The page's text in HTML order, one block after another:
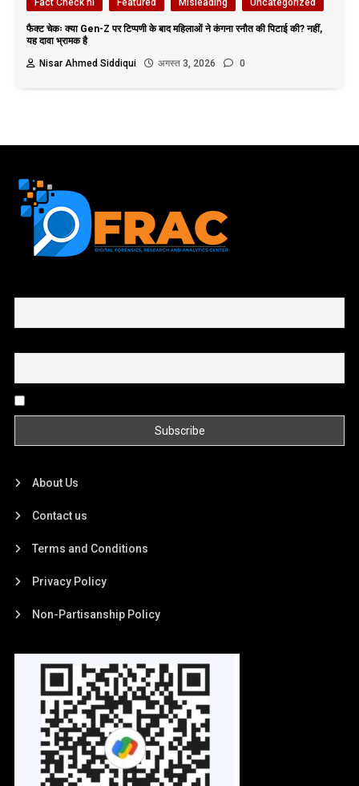
फैक्ट चेकः क्या Gen-Z पर टिप्पणी के बाद महिलाओं ने कंगना रनौत की पिटाई की? नहीं,
यह दावा भ्रामक है
Nisar Ahmed Siddiqui
अगस्त 3, 2026 0
About Us
Contact us
Terms and Conditions
Privacy Policy
Non-Partisanship Policy